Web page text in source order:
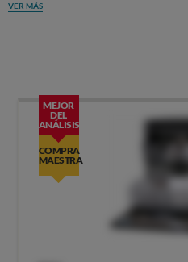
VER MÁS
MEJOR
DEL
ANÁLISIS
COMPRA
MAESTRA